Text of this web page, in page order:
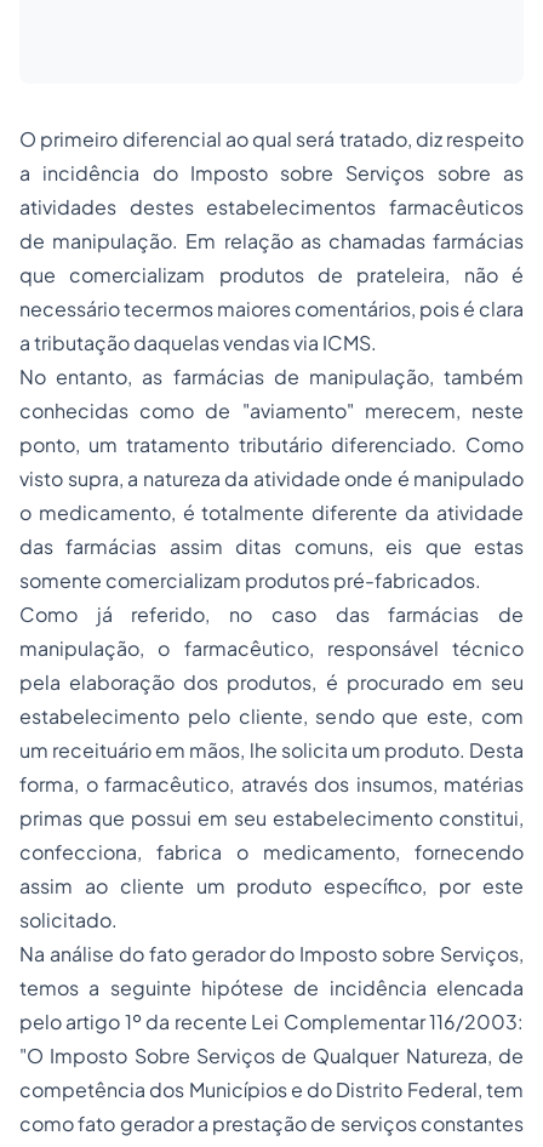
O primeiro diferencial ao qual será tratado, diz respeito
a incidência do Imposto sobre Serviços sobre as
atividades destes estabelecimentos farmacêuticos
de manipulação. Em relação as chamadas farmácias
que comercializam produtos de prateleira, não é
necessário tecermos maiores comentários, pois é clara
a tributação daquelas vendas via ICMS.
No entanto, as farmácias de manipulação, também
conhecidas como de "aviamento" merecem, neste
ponto, um tratamento tributário diferenciado. Como
visto supra, a natureza da atividade onde é manipulado
o medicamento, é totalmente diferente da atividade
das farmácias assim ditas comuns, eis que estas
somente comercializam produtos pré-fabricados.
Como já referido, no caso das farmácias de
manipulação, o farmacêutico, responsável técnico
pela elaboração dos produtos, é procurado em seu
estabelecimento pelo cliente, sendo que este, com
um receituário em mãos, lhe solicita um produto. Desta
forma, o farmacêutico, através dos insumos, matérias
primas que possui em seu estabelecimento constitui,
confecciona, fabrica o medicamento, fornecendo
assim ao cliente um produto específico, por este
solicitado.
Na análise do fato gerador do Imposto sobre Serviços,
temos a seguinte hipótese de incidência elencada
pelo artigo 1º da recente Lei Complementar 116/2003:
"O Imposto Sobre Serviços de Qualquer Natureza, de
competência dos Municípios e do Distrito Federal, tem
como fato gerador a prestação de serviços constantes